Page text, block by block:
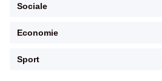
Sociale
Economie
Sport